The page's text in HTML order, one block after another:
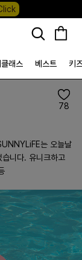
래스 베스트 키
78
는 오늘날
니다. 유니크하고